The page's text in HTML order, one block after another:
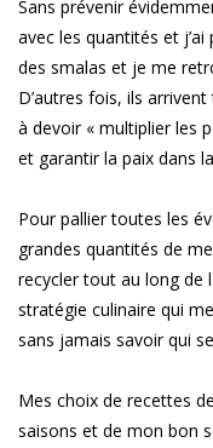
Sans prévenir
avec les quantités et
des smalas et je me
D’autres fois, ils
à devoir « multiplier les
et garantir la paix dans
Pour pallier toutes les
grandes quantités de
recycler tout au long de
stratégie culinaire qui
sans jamais savoir qui
Mes choix de recettes
saisons et de mon bon